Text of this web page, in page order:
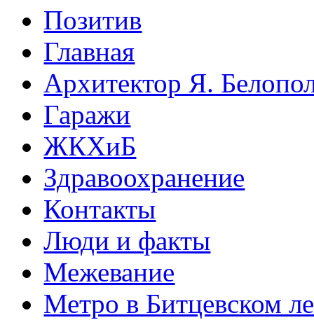
Позитив
Главная
Архитектор Я.
Гаражи
ЖКХиБ
Здравоохранение
Контакты
Люди и факты
Межевание
Метро в Битцевском